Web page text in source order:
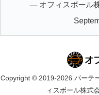
— オフィスボール
Copyright © 2019-2026 パーテ
ィスボール株式